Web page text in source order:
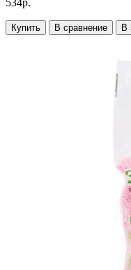
534р.
Купить В сравнение В